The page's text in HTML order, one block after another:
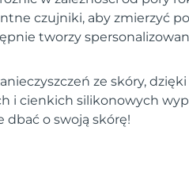
czujniki, aby zmierzyć
tworzy
ze skóry,
i cienkich silikonowych
dbać o swoją skórę!